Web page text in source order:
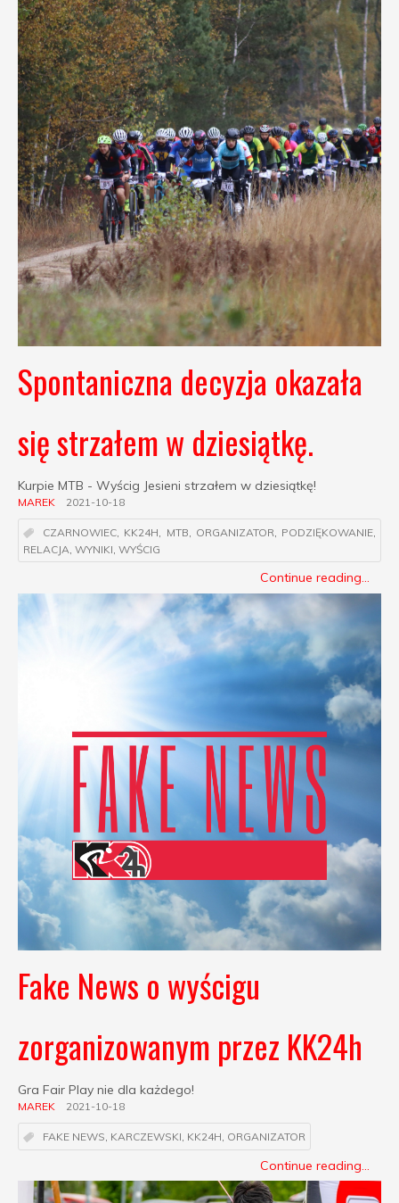
Spontaniczna decyzja okazała
się strzałem w dziesiątkę.
Kurpie MTB - Wyścig Jesieni strzałem w dziesiątkę!
MAREK 2021-10-18
CZARNOWIEC, KK24H, MTB, ORGANIZATOR, PODZIĘKOWANIE,
RELACJA, WYNIKI, WYŚCIG
Continue reading...
Fake News o wyścigu
zorganizowanym przez KK24h
Gra Fair Play nie dla każdego!
MAREK 2021-10-18
FAKE NEWS, KARCZEWSKI, KK24H, ORGANIZATOR
Continue reading...